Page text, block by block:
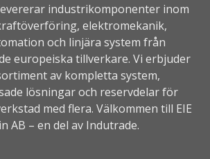
industrikomponenter inom
elektromekanik,
och linjära system från
europeiska tillverkare. Vi erbjuder
av kompletta system,
lösningar och reservdelar för
med flera. Välkommen till EIE
AB – en del av Indutrade.